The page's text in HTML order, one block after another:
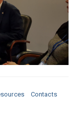
Contacts